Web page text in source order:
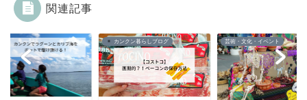
関連記事
クン暮らしブログ 芸術・文化・イベント ビーチ